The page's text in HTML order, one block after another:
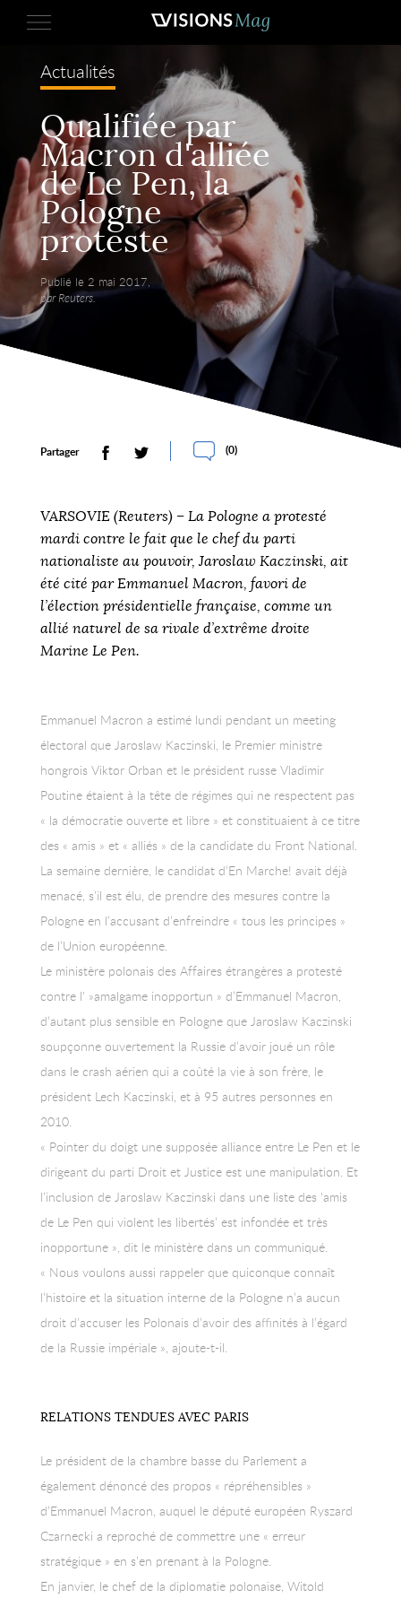
Actualités
Qualifiée par
Macron d'alliée
de Le Pen, la
Pologne
proteste
Publié le 2 mai 2017,
par Reuters.
Partager (0)
VARSOVIE (Reuters) – La Pologne a protesté
mardi contre le fait que le chef du parti
nationaliste au pouvoir, Jaroslaw Kaczinski, ait
été cité par Emmanuel Macron, favori de
l’élection présidentielle française, comme un
allié naturel de sa rivale d’extrême droite
Marine Le Pen.
Emmanuel Macron a estimé lundi pendant un meeting
électoral que Jaroslaw Kaczinski, le Premier ministre
hongrois Viktor Orban et le président russe Vladimir
Poutine étaient à la tête de régimes qui ne respectent pas
« la démocratie ouverte et libre » et constituaient à ce titre
des « amis » et « alliés » de la candidate du Front National.
La semaine dernière, le candidat d’En Marche! avait déjà
menacé, s’il est élu, de prendre des mesures contre la
Pologne en l’accusant d’enfreindre « tous les principes »
de l’Union européenne.
Le ministère polonais des Affaires étrangères a protesté
contre l' »amalgame inopportun » d’Emmanuel Macron,
d’autant plus sensible en Pologne que Jaroslaw Kaczinski
soupçonne ouvertement la Russie d’avoir joué un rôle
dans le crash aérien qui a coûté la vie à son frère, le
président Lech Kaczinski, et à 95 autres personnes en
2010.
« Pointer du doigt une supposée alliance entre Le Pen et le
dirigeant du parti Droit et Justice est une manipulation. Et
l’inclusion de Jaroslaw Kaczinski dans une liste des ‘amis
de Le Pen qui violent les libertés’ est infondée et très
inopportune », dit le ministère dans un communiqué.
« Nous voulons aussi rappeler que quiconque connaît
l’histoire et la situation interne de la Pologne n’a aucun
droit d’accuser les Polonais d’avoir des affinités à l’égard
de la Russie impériale », ajoute-t-il.
RELATIONS TENDUES AVEC PARIS
Le président de la chambre basse du Parlement a
également dénoncé des propos « répréhensibles »
d’Emmanuel Macron, auquel le député européen Ryszard
Czarnecki a reproché de commettre une « erreur
stratégique » en s’en prenant à la Pologne.
En janvier, le chef de la diplomatie polonaise, Witold